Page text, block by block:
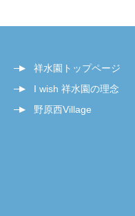
祥水園トップページ
I wish 祥水園の理念
野原西Village